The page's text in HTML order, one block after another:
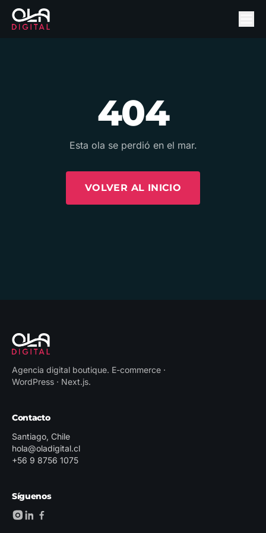
404
Esta ola se perdió en el mar.
VOLVER AL INICIO
Agencia digital boutique. E-commerce ·
WordPress · Next.js.
Contacto
Santiago, Chile
hola@oladigital.cl
+56 9 8756 1075
Síguenos